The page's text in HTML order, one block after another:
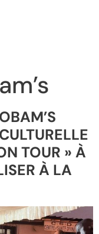
TOUR » À
À LA